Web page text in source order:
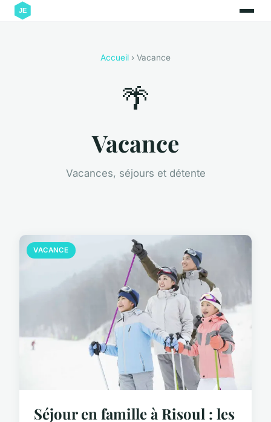
Accueil › Vacance
🌴
Vacance
Vacances, séjours et détente
VACANCE
Séjour en famille à Risoul : les